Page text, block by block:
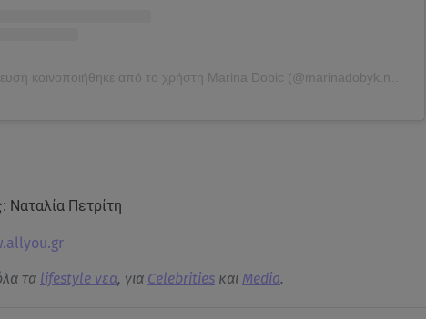
Η δημοσίευση κοινοποιήθηκε από το χρήστη Marina Dobic (@marinadobyk.nails)
Ναταλία Πετρίτη
τα lifestyle νεα, για Celebritiesκαι Media.